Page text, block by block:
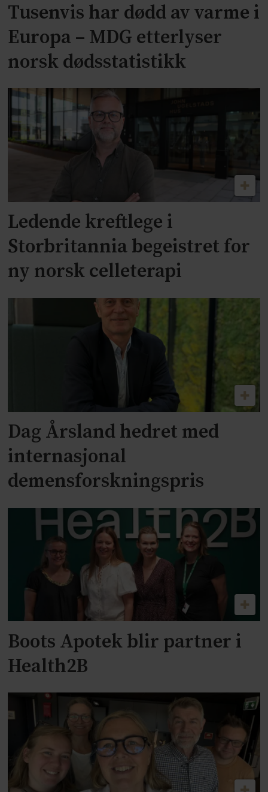
Tusenvis har dødd av varme i
Europa – MDG etterlyser
norsk dødsstatistikk
Ledende kreftlege i
Storbritannia begeistret for
ny norsk celleterapi
Dag Årsland hedret med
internasjonal
demensforskningspris
Boots Apotek blir partner i
Health2B